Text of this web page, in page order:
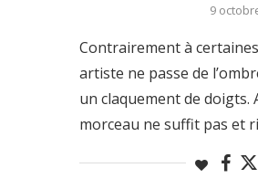
9
Contrairement à
artiste ne passe de
un claquement de
morceau ne suffit pas et